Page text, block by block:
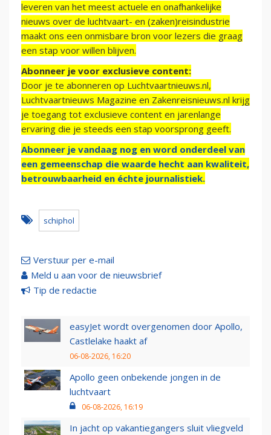
leveren van het meest actuele en onafhankelijke
nieuws over de luchtvaart- en (zaken)reisindustrie
maakt ons een onmisbare bron voor lezers die graag
een stap voor willen blijven.
Abonneer je voor exclusieve content:
Door je te abonneren op Luchtvaartnieuws.nl,
Luchtvaartnieuws Magazine en Zakenreisnieuws.nl krijg
je toegang tot exclusieve content en jarenlange
ervaring die je steeds een stap voorsprong geeft.
Abonneer je vandaag nog en word onderdeel van
een gemeenschap die waarde hecht aan kwaliteit,
betrouwbaarheid en échte journalistiek.
schiphol
Verstuur per e-mail
Meld u aan voor de nieuwsbrief
Tip de redactie
easyJet wordt overgenomen door Apollo,
Castlelake haakt af
06-08-2026, 16:20
Apollo geen onbekende jongen in de
luchtvaart
06-08-2026, 16:19
In jacht op vakantiegangers sluit vliegveld